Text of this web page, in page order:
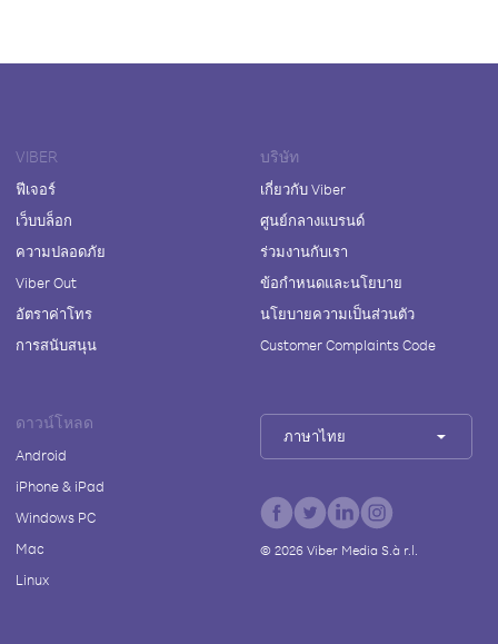
VIBER
ฟีเจอร์
เว็บบล็อก
ความปลอดภัย
Viber Out
อัตราค่าโทร
การสนับสนุน
บริษัท
เกี่ยวกับ Viber
ศูนย์กลางแบรนด์
ร่วมงานกับเรา
ข้อกำหนดและนโยบาย
นโยบายความเป็นส่วนตัว
Customer Complaints Code
ดาวน์โหลด
Android
iPhone & iPad
Windows PC
Mac
Linux
ภาษาไทย
© 2026Viber Media S.à r.l.